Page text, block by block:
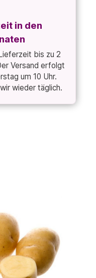
in den
bis zu 2
Versand erfolgt
um 10 Uhr.
wieder täglich.